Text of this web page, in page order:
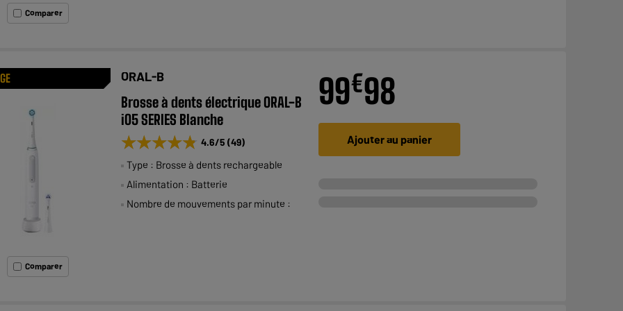
Comparer
Comparer
ORAL-B
Brosse à dents électrique ORAL-B
iO5 SERIES Blanche
★★★★★
★★★★★ 4.6/5 (49)
Type : Brosse à dents rechargeable
Alimentation : Batterie
Nombre de mouvements par minute :
99€98
Ajouter au panier